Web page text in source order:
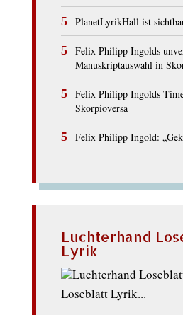
PlanetLyrikHall ist
Felix Philipp Ingolds
Manuskriptauswahl in
Felix Philipp Ingolds
Skorpioversa
Felix Philipp Ingold:
Luchterhand
Lyrik
Loseblatt Lyrik...